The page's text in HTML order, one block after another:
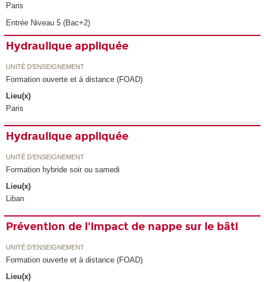
Paris
Entrée Niveau 5 (Bac+2)
Hydraulique appliquée
UNITÉ D’ENSEIGNEMENT
Formation ouverte et à distance (FOAD)
Lieu(x)
Paris
Hydraulique appliquée
UNITÉ D’ENSEIGNEMENT
Formation hybride soir ou samedi
Lieu(x)
Liban
Prévention de l'impact de nappe sur le bâti
UNITÉ D’ENSEIGNEMENT
Formation ouverte et à distance (FOAD)
Lieu(x)